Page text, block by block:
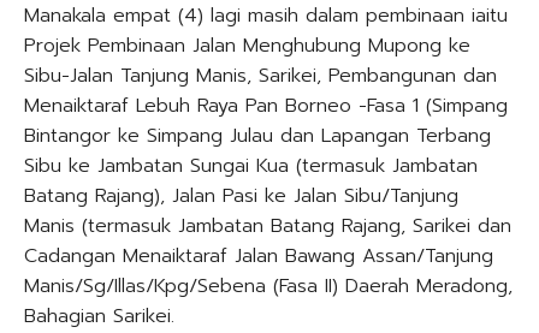
Manakala empat (4) lagi masih dalam pembinaan iaitu
Projek Pembinaan Jalan Menghubung Mupong ke
Sibu-Jalan Tanjung Manis, Sarikei, Pembangunan dan
Menaiktaraf Lebuh Raya Pan Borneo -Fasa 1 (Simpang
Bintangor ke Simpang Julau dan Lapangan Terbang
Sibu ke Jambatan Sungai Kua (termasuk Jambatan
Batang Rajang), Jalan Pasi ke Jalan Sibu/Tanjung
Manis (termasuk Jambatan Batang Rajang, Sarikei dan
Cadangan Menaiktaraf Jalan Bawang Assan/Tanjung
Manis/Sg/Illas/Kpg/Sebena (Fasa II) Daerah Meradong,
Bahagian Sarikei.